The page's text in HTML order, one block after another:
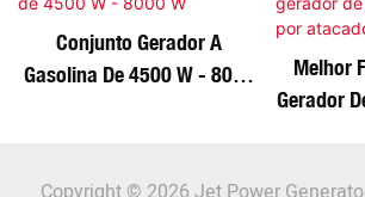
Conjunto Gerador A
Gasolina De 4500 W - 8000
Melhor
Gerador